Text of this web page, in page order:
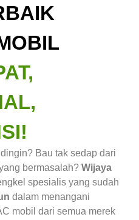
Bau tak sedap dari
bermasalah? Wijaya
spesialis yang sudah
dalam menangani
mobil dari semua merek